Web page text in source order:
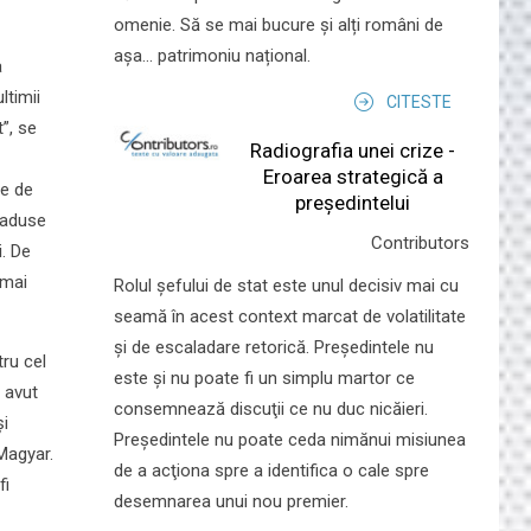
se
de
De
cel
avut
omenie. Să se mai bucure și alți români de
așa... patrimoniu național.
CITESTE
Radiografia unei crize -
Eroarea strategică a
președintelui
Contributors
Rolul şefului de stat este unul decisiv mai cu
seamă în acest context marcat de volatilitate
şi de escaladare retorică. Preşedintele nu
este şi nu poate fi un simplu martor ce
consemnează discuţii ce nu duc nicăieri.
Preşedintele nu poate ceda nimănui misiunea
de a acţiona spre a identifica o cale spre
desemnarea unui nou premier.